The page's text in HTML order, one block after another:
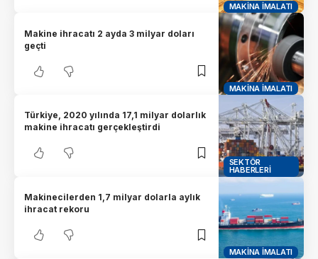
MAKINA İMALATI
MAKINA İMALATI
Makine ihracatı 2 ayda 3 milyar doları
geçti
SEKTÖR
HABERLERI
Türkiye, 2020 yılında 17,1 milyar dolarlık
makine ihracatı gerçekleştirdi
MAKINA İMALATI
Makinecilerden 1,7 milyar dolarla aylık
ihracat rekoru